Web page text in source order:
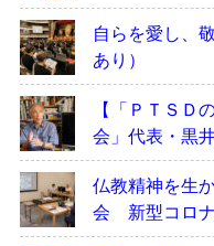
自らを愛し、
あり）
【「ＰＴＳＤ
会」代表・黒
仏教精神を生
会 新型コロ